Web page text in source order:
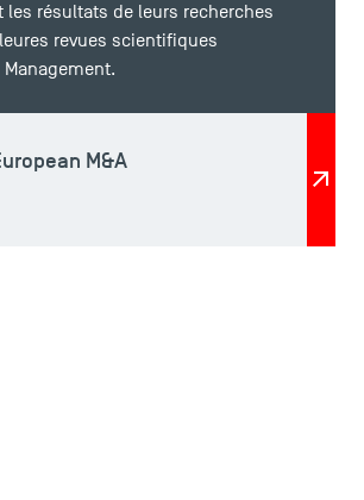
les résultats de leurs recherches
revues scientifiques
M&A